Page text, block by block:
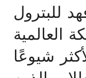
للبترول
والمعادن
والشبكة
العالمية
للمياه
للبترول
العالمية
شيوعًا